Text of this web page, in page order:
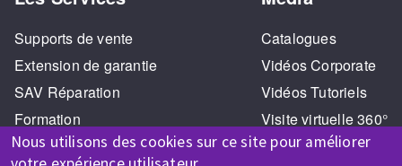
Nous utilisons des cookies sur ce site pour améliorer
Supports de vente
Extension de garantie
SAV Réparation
Formation
Catalogues
Vidéos Corporate
Vidéos Tutoriels
Visite virtuelle 360°